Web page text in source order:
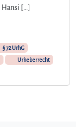
Hansi […]
§ 72 UrhG
Urheberrecht